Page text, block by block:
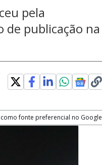
pela
publicação na
fonte preferencial no Google
window